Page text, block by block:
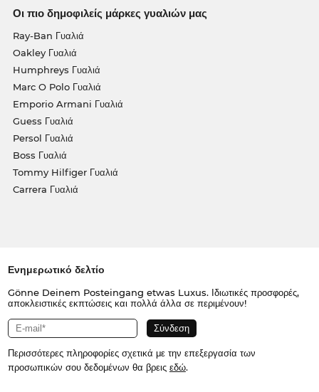
Οι πιο δημοφιλείς μάρκες γυαλιών μας
Ray-Ban Γυαλιά
Oakley Γυαλιά
Humphreys Γυαλιά
Marc O Polo Γυαλιά
Emporio Armani Γυαλιά
Guess Γυαλιά
Persol Γυαλιά
Boss Γυαλιά
Tommy Hilfiger Γυαλιά
Carrera Γυαλιά
Ενημερωτικό δελτίο
Gönne Deinem Posteingang etwas Luxus. Ιδιωτικές προσφορές,
αποκλειστικές εκπτώσεις και πολλά άλλα σε περιμένουν!
Περισσότερες πληροφορίες σχετικά με την επεξεργασία των
προσωπικών σου δεδομένων θα βρεις εδώ.